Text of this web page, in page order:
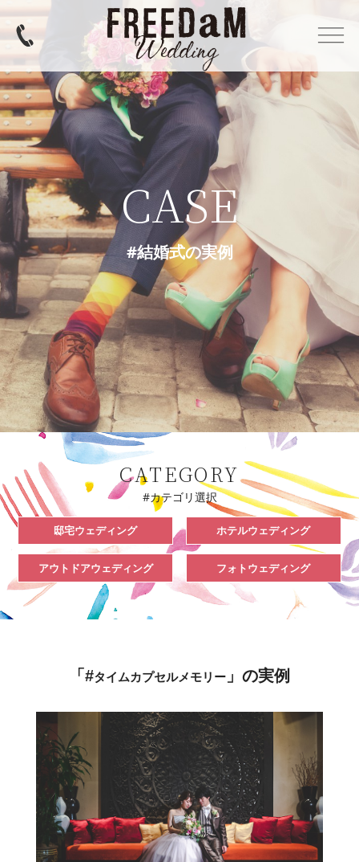
CASE
#結婚式の実例
CATEGORY
#カテゴリ選択
邸宅ウェディング ホテルウェディング
アウトドアウェディング フォトウェディング
「#タイムカプセルメモリー 」の実例